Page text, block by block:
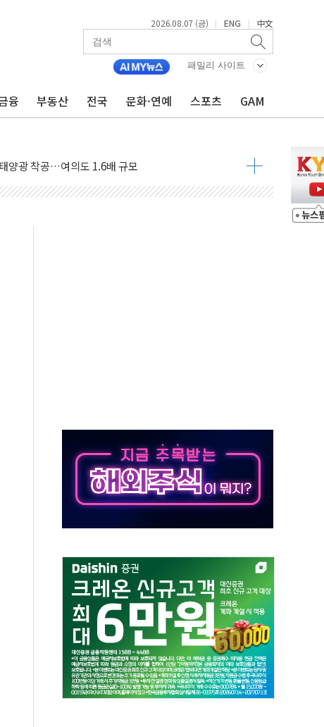
2026.08.07 (금) | ENG | 中文
패밀리 사이트
융 부동산 전국 문화·연예 스포츠 GAM
도 놀랍지 않아"
...금융주 낙폭 커
책 아냐" 해명
결… 수니파 국가들의 새 안보 협력 구도
온 59㎡ 18억원대
유·가스주 올랐지만 빈그룹이 상쇄
총수요 104.3GW 기록
온열질환자 2872명
與 내부서 '총선·대선 직격탄' 우려